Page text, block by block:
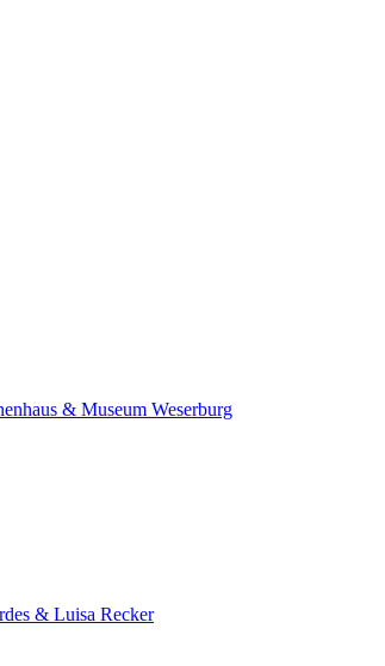
& Museum Weserburg
& Luisa Recker